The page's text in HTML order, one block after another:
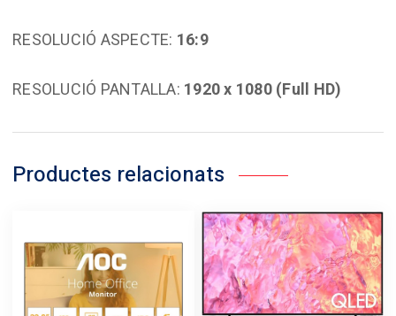
RESOLUCIÓ ASPECTE: 16:9
RESOLUCIÓ PANTALLA: 1920 x 1080 (Full HD)
Productes relacionats